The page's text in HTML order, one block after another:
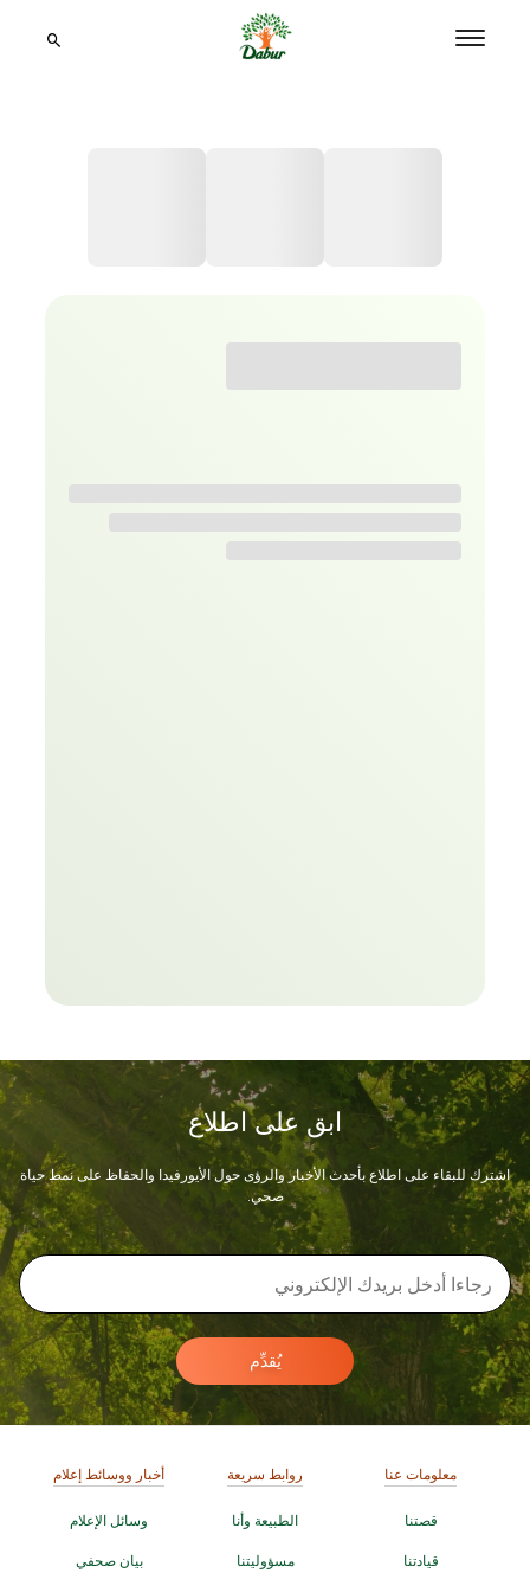
ابق على اطلاع
اشترك للبقاء على اطلاع بأحدث الأخبار والرؤى حول الأيورفيدا والحفاظ على نمط حياة
صحي.
يُقدِّم
معلومات عنا
قصتنا
قيادتنا
روابط سريعة
الطبيعة وأنا
مسؤوليتنا
أخبار ووسائط إعلام
وسائل الإعلام
بيان صحفي